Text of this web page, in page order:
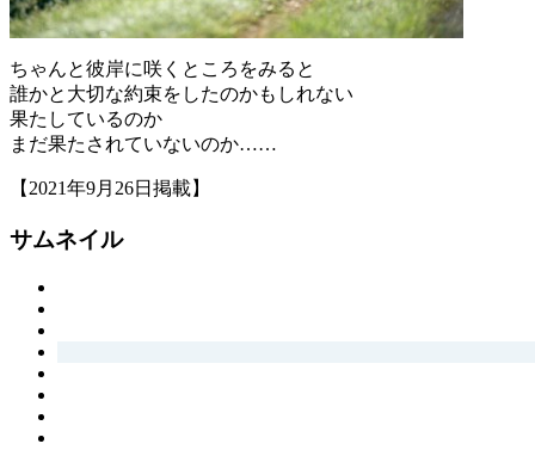
ちゃんと彼岸に咲くところをみると
誰かと大切な約束をしたのかもしれない
果たしているのか
まだ果たされていないのか……
【2021年9月26日掲載】
サムネイル